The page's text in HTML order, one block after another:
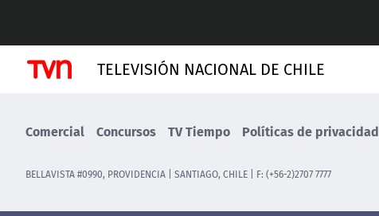
TELEVISIÓN NACIONAL DE CHILE
Comercial Concursos TV Tiempo Políticas de privacidad
BELLAVISTA #0990, PROVIDENCIA | SANTIAGO, CHILE | F: (+56-2)2707 7777